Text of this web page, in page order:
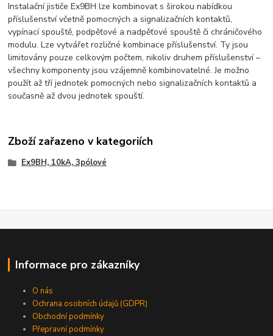
Instalační jističe Ex9BH lze kombinovat s širokou nabídkou
příslušenství včetně pomocných a signalizačních kontaktů,
vypínací spouště, podpěťové a nadpěťové spouště či chráničového
modulu. Lze vytvářet rozličné kombinace příslušenství. Ty jsou
limitovány pouze celkovým počtem, nikoliv druhem příslušenství –
všechny komponenty jsou vzájemně kombinovatelné. Je možno
použít až tří jednotek pomocných nebo signalizačních kontaktů a
současně až dvou jednotek spouští.
Zboží zařazeno v kategoriích
Ex9BH, 10kA, 3pólové
Informace pro zákazníky
O nás
Ochrana osobních údajů (GDPR)
Obchodní podmínky
Přepravní podmínky